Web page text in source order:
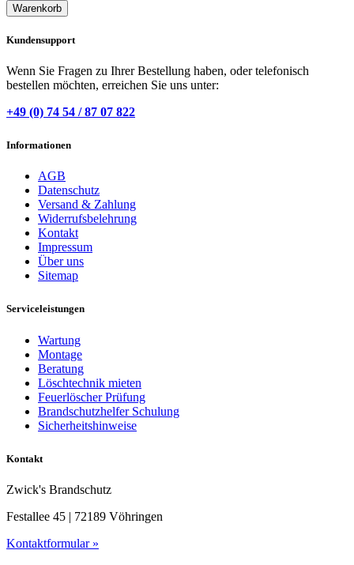
Warenkorb
Kundensupport
Wenn Sie Fragen zu Ihrer Bestellung haben, oder telefonisch
bestellen möchten, erreichen Sie uns unter:
+49 (0) 74 54 / 87 07 822
Informationen
AGB
Datenschutz
Versand & Zahlung
Widerrufsbelehrung
Kontakt
Impressum
Über uns
Sitemap
Serviceleistungen
Wartung
Montage
Beratung
Löschtechnik mieten
Feuerlöscher Prüfung
Brandschutzhelfer Schulung
Sicherheitshinweise
Kontakt
Zwick's Brandschutz
Festallee 45 | 72189 Vöhringen
Kontaktformular »